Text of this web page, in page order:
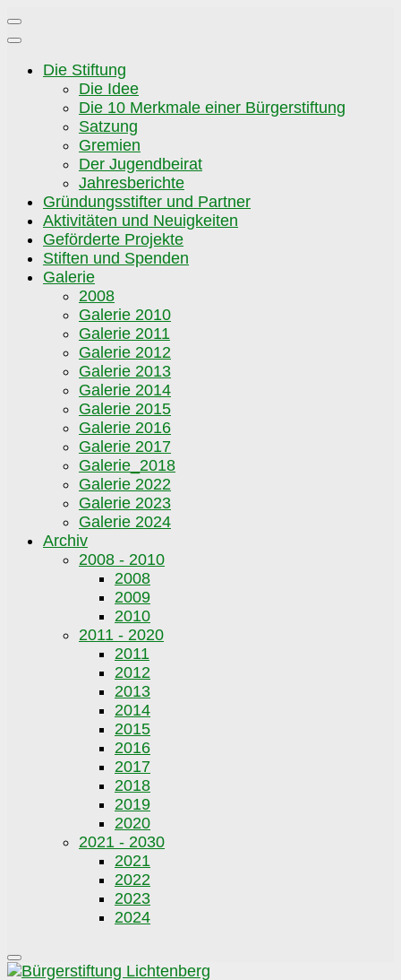
Zum
Inhalt
Die Stiftung
Die Idee
Die 10 Merkmale einer Bürgerstiftung
Satzung
Gremien
Der Jugendbeirat
Jahresberichte
Gründungsstifter und Partner
Aktivitäten und Neuigkeiten
Geförderte Projekte
Stiften und Spenden
Galerie
2008
Galerie 2010
Galerie 2011
Galerie 2012
Galerie 2013
Galerie 2014
Galerie 2015
Galerie 2016
Galerie 2017
Galerie_2018
Galerie 2022
Galerie 2023
Galerie 2024
Archiv
2008 - 2010
2008
2009
2010
2011 - 2020
2011
2012
2013
2014
2015
2016
2017
2018
2019
2020
2021 - 2030
2021
2022
2023
2024